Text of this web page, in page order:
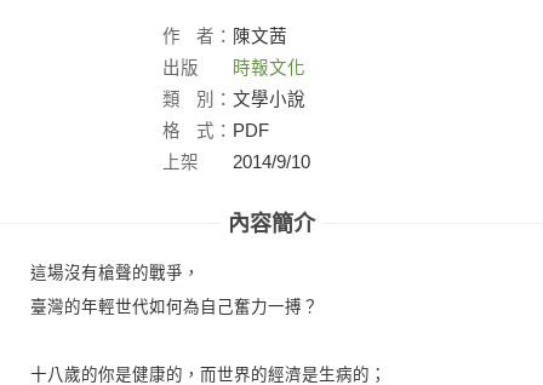
作 者： 陳文茜
出版
社：
時報文化
類
別： 文學小說
格
式： PDF
上架
2014/9/10
內容簡介
這場沒有槍聲的戰爭，
臺灣的年輕世代如何為自己奮力一搏？
十八歲的你是健康的，而世界的經濟是生病的；